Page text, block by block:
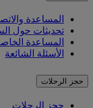
المساعدة
تحديثات حول
المساعدة
الأسئلة الشائعة
حجز الرحلات
حجز الرحلات